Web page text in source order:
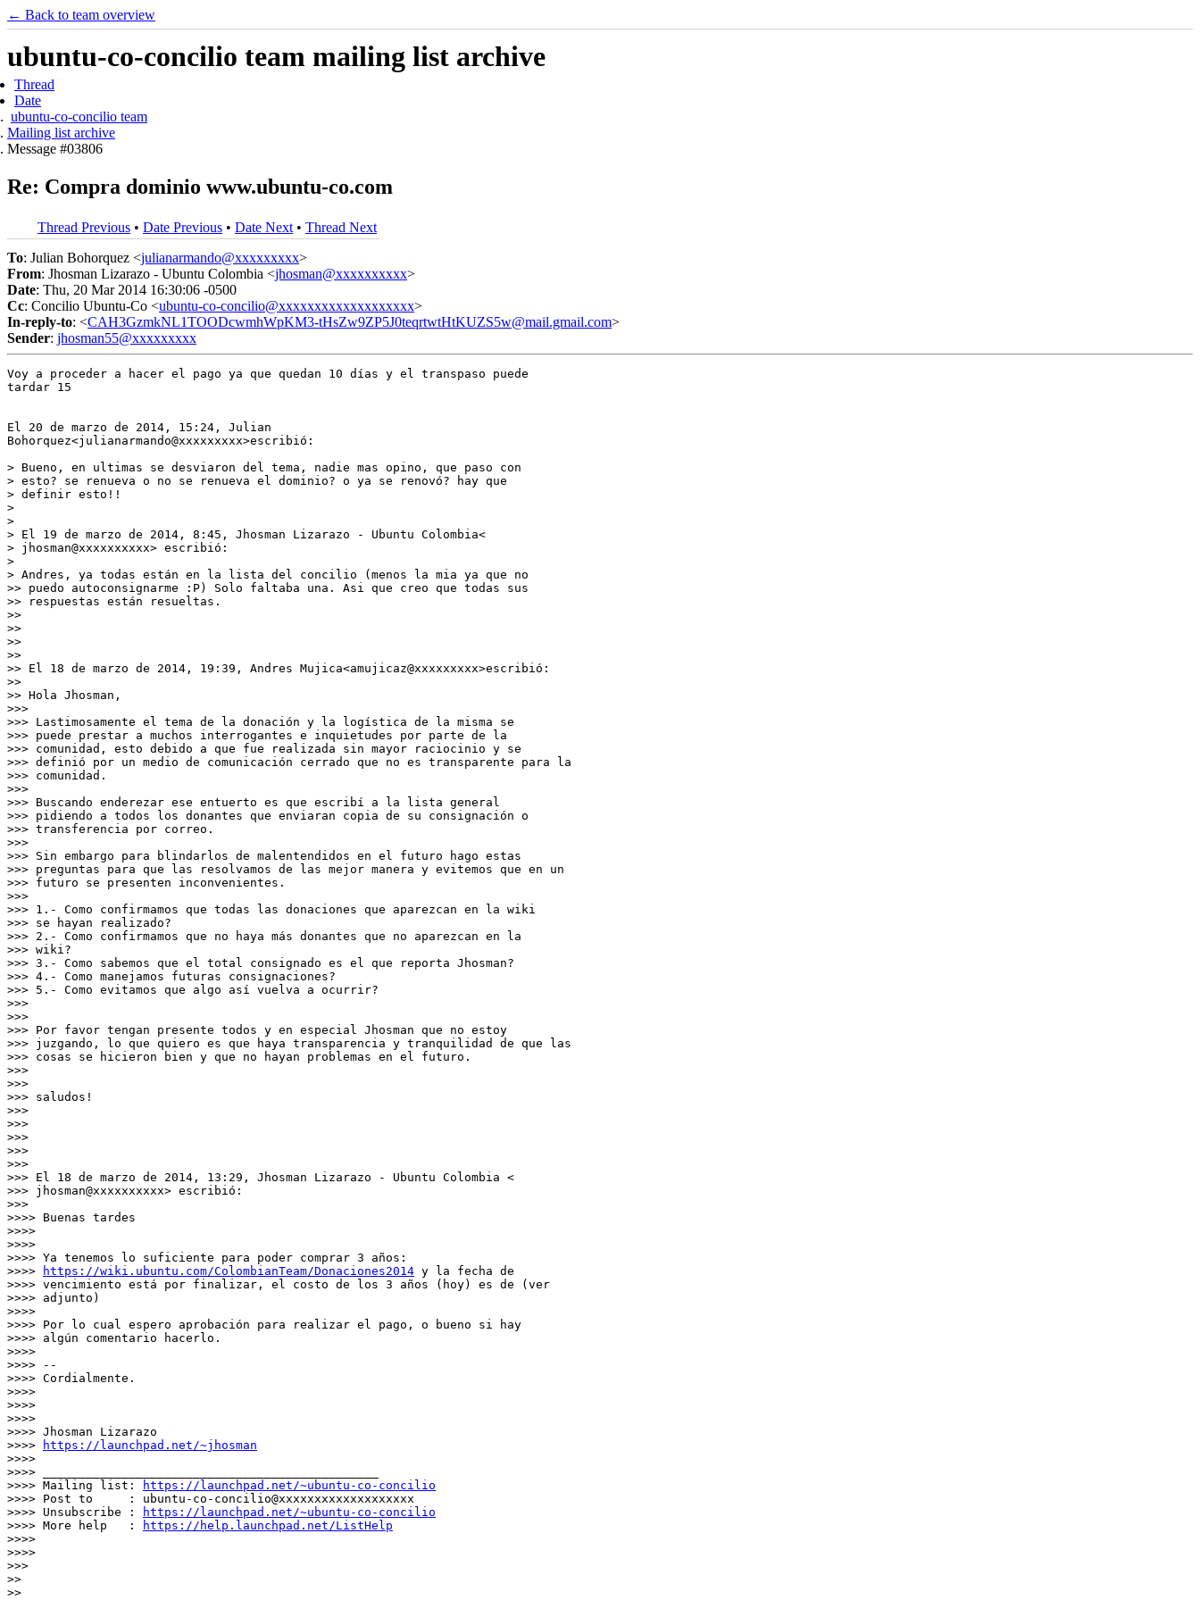
← Back to team overview
ubuntu-co-concilio team mailing list archive
Thread
Date
ubuntu-co-concilio team
Mailing list archive
Message #03806
Re: Compra dominio www.ubuntu-co.com
Thread Previous • Date Previous • Date Next • Thread Next
To: Julian Bohorquez <julianarmando@xxxxxxxxx>
From: Jhosman Lizarazo - Ubuntu Colombia <jhosman@xxxxxxxxxx>
Date: Thu, 20 Mar 2014 16:30:06 -0500
Cc: Concilio Ubuntu-Co <ubuntu-co-concilio@xxxxxxxxxxxxxxxxxxx>
In-reply-to: <CAH3GzmkNL1TOODcwmhWpKM3-tHsZw9ZP5J0teqrtwtHtKUZS5w@mail.gmail.com>
Sender: jhosman55@xxxxxxxxx
Voy a proceder a hacer el pago ya que quedan 10 días y el transpaso puede
tardar 15
El 20 de marzo de 2014, 15:24, Julian
Bohorquez<julianarmando@xxxxxxxxx>escribió:
> Bueno, en ultimas se desviaron del tema, nadie mas opino, que paso con
> esto? se renueva o no se renueva el dominio? o ya se renovó? hay que
> definir esto!!
>
>
> El 19 de marzo de 2014, 8:45, Jhosman Lizarazo - Ubuntu Colombia<
> jhosman@xxxxxxxxxx> escribió:
>
> Andres, ya todas están en la lista del concilio (menos la mia ya que no
>> puedo autoconsignarme :P) Solo faltaba una. Asi que creo que todas sus
>> respuestas están resueltas.
>>
>>
>>
>>
>> El 18 de marzo de 2014, 19:39, Andres Mujica<amujicaz@xxxxxxxxx>escribió:
>>
>> Hola Jhosman,
>>>
>>> Lastimosamente el tema de la donación y la logística de la misma se
>>> puede prestar a muchos interrogantes e inquietudes por parte de la
>>> comunidad, esto debido a que fue realizada sin mayor raciocinio y se
>>> definió por un medio de comunicación cerrado que no es transparente para la
>>> comunidad.
>>>
>>> Buscando enderezar ese entuerto es que escribí a la lista general
>>> pidiendo a todos los donantes que enviaran copia de su consignación o
>>> transferencia por correo.
>>>
>>> Sin embargo para blindarlos de malentendidos en el futuro hago estas
>>> preguntas para que las resolvamos de las mejor manera y evitemos que en un
>>> futuro se presenten inconvenientes.
>>>
>>> 1.- Como confirmamos que todas las donaciones que aparezcan en la wiki
>>> se hayan realizado?
>>> 2.- Como confirmamos que no haya más donantes que no aparezcan en la
>>> wiki?
>>> 3.- Como sabemos que el total consignado es el que reporta Jhosman?
>>> 4.- Como manejamos futuras consignaciones?
>>> 5.- Como evitamos que algo así vuelva a ocurrir?
>>>
>>>
>>> Por favor tengan presente todos y en especial Jhosman que no estoy
>>> juzgando, lo que quiero es que haya transparencia y tranquilidad de que las
>>> cosas se hicieron bien y que no hayan problemas en el futuro.
>>>
>>>
>>> saludos!
>>>
>>>
>>>
>>>
>>>
>>> El 18 de marzo de 2014, 13:29, Jhosman Lizarazo - Ubuntu Colombia <
>>> jhosman@xxxxxxxxxx> escribió:
>>>
>>>> Buenas tardes
>>>>
>>>>
>>>> Ya tenemos lo suficiente para poder comprar 3 años:
>>>>
https://wiki.ubuntu.com/ColombianTeam/Donaciones2014 y la fecha de
>>>> vencimiento está por finalizar, el costo de los 3 años (hoy) es de (ver
>>>> adjunto)
>>>>
>>>> Por lo cual espero aprobación para realizar el pago, o bueno si hay
>>>> algún comentario hacerlo.
>>>>
>>>> --
>>>> Cordialmente.
>>>>
>>>>
>>>>
>>>> Jhosman Lizarazo
>>>>
https://launchpad.net/~jhosman
>>>>
>>>> _______________________________________________
>>>> Mailing list:
https://launchpad.net/~ubuntu-co-concilio
>>>> Post to     : ubuntu-co-concilio@xxxxxxxxxxxxxxxxxxx
>>>> Unsubscribe :
https://launchpad.net/~ubuntu-co-concilio
>>>> More help   :
https://help.launchpad.net/ListHelp
>>>>
>>>>
>>>
>>
>>